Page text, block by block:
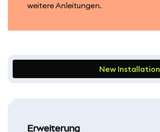
weitere Anleitungen.
New Installation
Erweiterung